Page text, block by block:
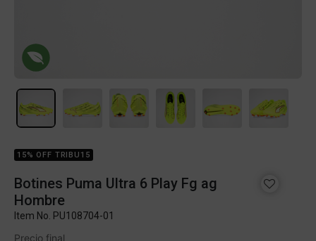
15% OFF TRIBU15
Botines Puma Ultra 6 Play Fg ag
Hombre
Item No. PU108704-01
Precio final